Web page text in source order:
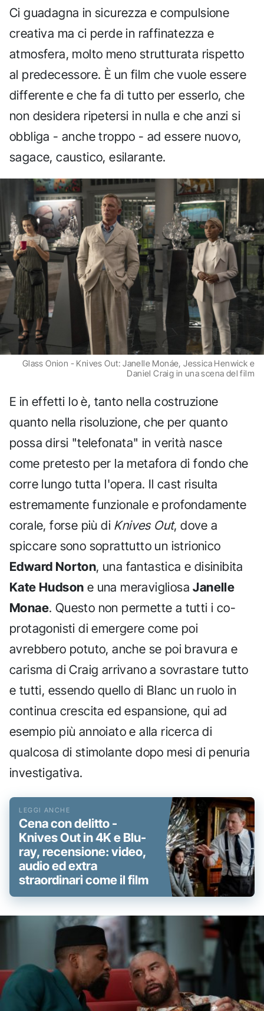
Ci guadagna in sicurezza e compulsione
creativa ma ci perde in raffinatezza e
atmosfera, molto meno strutturata rispetto
al predecessore. È un film che vuole essere
differente e che fa di tutto per esserlo, che
non desidera ripetersi in nulla e che anzi si
obbliga - anche troppo - ad essere nuovo,
sagace, caustico, esilarante.
Glass Onion - Knives Out: Janelle Monáe, Jessica Henwick e
Daniel Craig in una scena del film
E in effetti lo è, tanto nella costruzione
quanto nella risoluzione, che per quanto
possa dirsi "telefonata" in verità nasce
come pretesto per la metafora di fondo che
corre lungo tutta l'opera. Il cast risulta
estremamente funzionale e profondamente
corale, forse più di Knives Out, dove a
spiccare sono soprattutto un istrionico
Edward Norton, una fantastica e disinibita
Kate Hudson e una meravigliosaJanelle
Monae. Questo non permette a tutti i co-
protagonisti di emergere come poi
avrebbero potuto, anche se poi bravura e
carisma di Craig arrivano a sovrastare tutto
e tutti, essendo quello di Blanc un ruolo in
continua crescita ed espansione, qui ad
esempio più annoiato e alla ricerca di
qualcosa di stimolante dopo mesi di penuria
investigativa.
Cena con delitto -
Knives Out in 4K e Blu-
ray, recensione: video,
audio ed extra
straordinari come il film